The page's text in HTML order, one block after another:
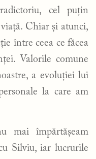
cel puțin
Chiar și atunci,
între ceea ce făcea
Valorile comune
a evoluției lui
la care am
mai împărtășeam
Silviu, iar lucrurile